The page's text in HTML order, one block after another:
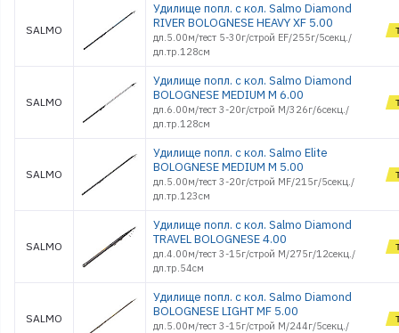
SALMO
Удилище попл. с кол. Salmo Diamond
RIVER BOLOGNESE HEAVY XF 5.00
дл.5.00м/тест 5-30г/строй EF/255г/5секц./
дл.тр.128см
SALMO
Удилище попл. с кол. Salmo Diamond
BOLOGNESE MEDIUM M 6.00
дл.6.00м/тест 3-20г/строй M/326г/6секц./
дл.тр.128см
SALMO
Удилище попл. с кол. Salmo Elite
BOLOGNESE MEDIUM M 5.00
дл.5.00м/тест 3-20г/строй MF/215г/5секц./
дл.тр.123см
SALMO
Удилище попл. с кол. Salmo Diamond
TRAVEL BOLOGNESE 4.00
дл.4.00м/тест 3-15г/строй M/275г/12секц./
дл.тр.54см
SALMO
Удилище попл. с кол. Salmo Diamond
BOLOGNESE LIGHT MF 5.00
дл.5.00м/тест 3-15г/строй M/244г/5секц./